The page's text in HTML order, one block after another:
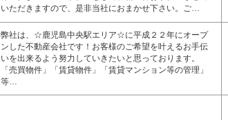
いただきますので、是非当社におまかせ下さい。ご…
弊社は、☆鹿児島中央駅エリア☆に平成２２年にオープ
ンした不動産会社です！お客様のご希望を叶えるお手伝
いを出来るよう努力していきたいと思っております。
「売買物件」「賃貸物件」「賃貸マンション等の管理」
等…